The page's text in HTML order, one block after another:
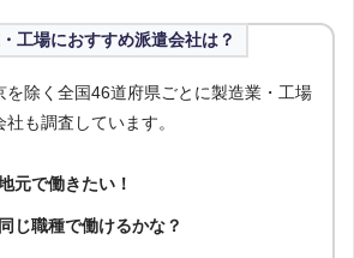
工場におすすめ派遣会社は？
を除く全国46道府県ごとに製造業・工場
も調査しています。
元で働きたい！
じ職種で働けるかな？